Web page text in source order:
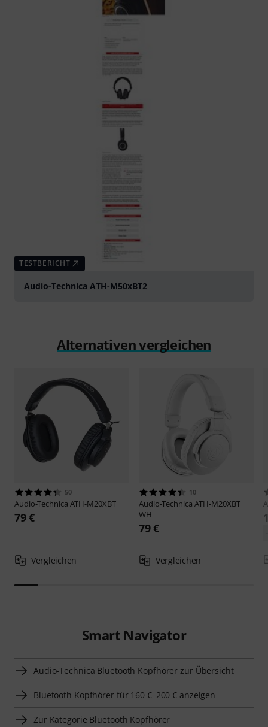
TESTBERICHT
Audio-Technica ATH-M50xBT2
Alternativen vergleichen
50
Audio-Technica ATH-M20XBT
79 €
Vergleichen
10
Audio-Technica ATH-M20XBT
WH
79 €
Vergleichen
Smart Navigator
Audio-Technica Bluetooth Kopfhörer zur Übersicht
Bluetooth Kopfhörer für 160 €–200 € anzeigen
Zur Kategorie Bluetooth Kopfhörer